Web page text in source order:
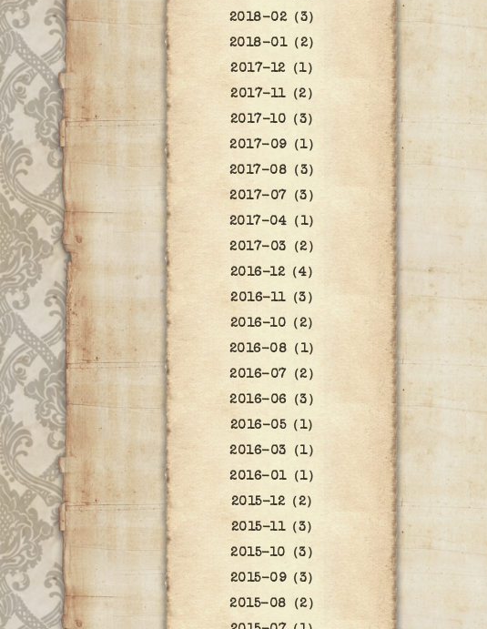
2018-02（3）
2018-01（2）
2017-12（1）
2017-11（2）
2017-10（3）
2017-09（1）
2017-08（3）
2017-07（3）
2017-04（1）
2017-03（2）
2016-12（4）
2016-11（3）
2016-10（2）
2016-08（1）
2016-07（2）
2016-06（3）
2016-05（1）
2016-03（1）
2016-01（1）
2015-12（2）
2015-11（3）
2015-10（3）
2015-09（3）
2015-08（2）